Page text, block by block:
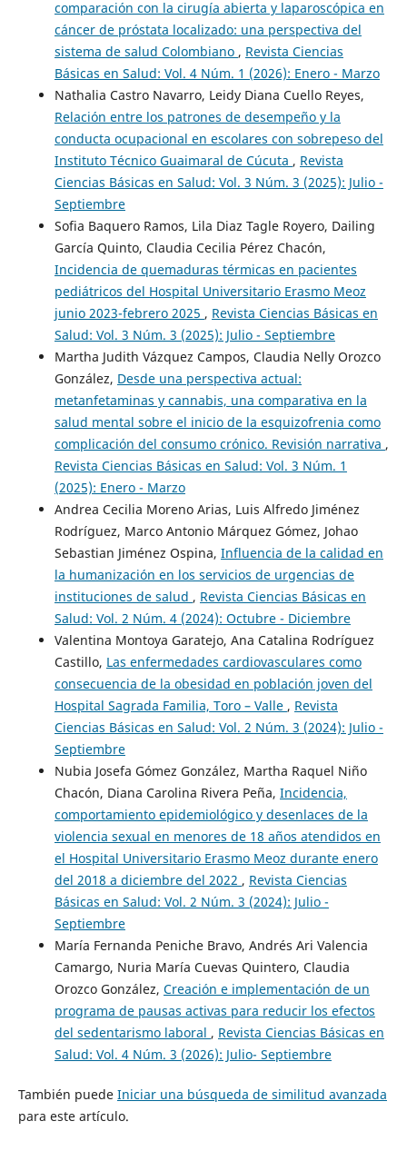
comparación con la cirugía abierta y laparoscópica en
cáncer de próstata localizado: una perspectiva del
sistema de salud Colombiano , Revista Ciencias
Básicas en Salud: Vol. 4 Núm. 1 (2026): Enero - Marzo
Nathalia Castro Navarro, Leidy Diana Cuello Reyes,
Relación entre los patrones de desempeño y la
conducta ocupacional en escolares con sobrepeso del
Instituto Técnico Guaimaral de Cúcuta , Revista
Ciencias Básicas en Salud: Vol. 3 Núm. 3 (2025): Julio -
Septiembre
Sofia Baquero Ramos, Lila Diaz Tagle Royero, Dailing
García Quinto, Claudia Cecilia Pérez Chacón,
Incidencia de quemaduras térmicas en pacientes
pediátricos del Hospital Universitario Erasmo Meoz
junio 2023-febrero 2025 , Revista Ciencias Básicas en
Salud: Vol. 3 Núm. 3 (2025): Julio - Septiembre
Martha Judith Vázquez Campos, Claudia Nelly Orozco
González, Desde una perspectiva actual:
metanfetaminas y cannabis, una comparativa en la
salud mental sobre el inicio de la esquizofrenia como
complicación del consumo crónico. Revisión narrativa ,
Revista Ciencias Básicas en Salud: Vol. 3 Núm. 1
(2025): Enero - Marzo
Andrea Cecilia Moreno Arias, Luis Alfredo Jiménez
Rodríguez, Marco Antonio Márquez Gómez, Johao
Sebastian Jiménez Ospina, Influencia de la calidad en
la humanización en los servicios de urgencias de
instituciones de salud , Revista Ciencias Básicas en
Salud: Vol. 2 Núm. 4 (2024): Octubre - Diciembre
Valentina Montoya Garatejo, Ana Catalina Rodríguez
Castillo, Las enfermedades cardiovasculares como
consecuencia de la obesidad en población joven del
Hospital Sagrada Familia, Toro – Valle , Revista
Ciencias Básicas en Salud: Vol. 2 Núm. 3 (2024): Julio -
Septiembre
Nubia Josefa Gómez González, Martha Raquel Niño
Chacón, Diana Carolina Rivera Peña, Incidencia,
comportamiento epidemiológico y desenlaces de la
violencia sexual en menores de 18 años atendidos en
el Hospital Universitario Erasmo Meoz durante enero
del 2018 a diciembre del 2022 , Revista Ciencias
Básicas en Salud: Vol. 2 Núm. 3 (2024): Julio -
Septiembre
María Fernanda Peniche Bravo, Andrés Ari Valencia
Camargo, Nuria María Cuevas Quintero, Claudia
Orozco González, Creación e implementación de un
programa de pausas activas para reducir los efectos
del sedentarismo laboral , Revista Ciencias Básicas en
Salud: Vol. 4 Núm. 3 (2026): Julio- Septiembre
También puede Iniciar una búsqueda de similitud avanzada
para este artículo.